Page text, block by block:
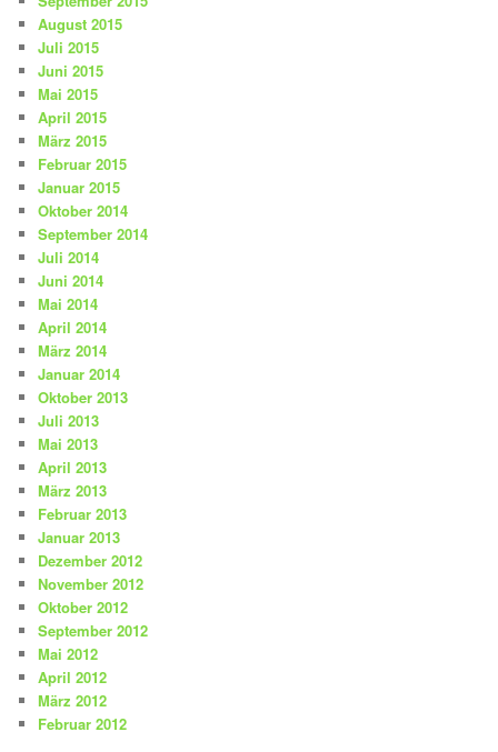
August 2015
Juli 2015
Juni 2015
Mai 2015
April 2015
März 2015
Februar 2015
Januar 2015
Oktober 2014
September 2014
Juli 2014
Juni 2014
Mai 2014
April 2014
März 2014
Januar 2014
Oktober 2013
Juli 2013
Mai 2013
April 2013
März 2013
Februar 2013
Januar 2013
Dezember 2012
November 2012
Oktober 2012
September 2012
Mai 2012
April 2012
März 2012
Februar 2012